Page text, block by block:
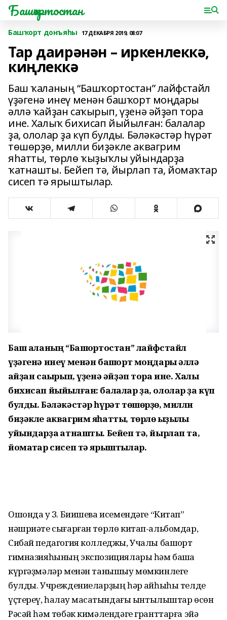
Башҡортостан
Башҡорт донъяһы 17 ДЕКАБРЯ 2019, 08:07
Тар даирәнән – иркенлеккә,
киңлеккә
Баш ҡаланың “Башҡортостан” лайфстайл
үҙәгенә инеү менән башҡорт моңдары
әллә ҡайҙан саҡырып, үҙенә әйҙәп тора
ине. Халыҡ бихисап йыйылған: балалар
ҙа, ололар ҙа күп булды. Бәләкәстәр һүрәт
төшөрҙө, милли биҙәкле аквагрим
яһатты, төрлө ҡыҙыҡлы уйындарҙа
ҡатнашты. Бейеп тә, йырлап та, йомаҡтар
сисеп тә ярыштылар.
Баш ҡаланың “Башҡортостан” лайфстайл
үҙәгенә инеү менән башҡорт моңдары әллә
ҡайҙан саҡырып, үҙенә әйҙәп тора ине. Халыҡ
бихисап йыйылған: балалар ҙа, ололар ҙа күп
булды. Бәләкәстәр һүрәт төшөрҙө, милли
биҙәкле аквагрим яһатты, төрлө ҡыҙыҡлы
уйындарҙа ҡатнашты. Бейеп тә, йырлап та,
йомаҡтар сисеп тә ярыштылар.
Ошонда уҡ З. Биишева исемендәге “Китап”
нәшриәте сығарған төрлө китап-альбомдар,
Сибай педагогия колледжы, Учалы башҡорт
гимназияһының экспозициялары һәм башҡа
күргәҙмәләр менән танышыу мөмкинлеге
булды. Учреждениеларҙың һәр ҡайһыһы телде
үҫтереү, һаҡлау маҡсатындағы ынтылыштар өсөн
Рәсәй һәм төбәк кимәлендәге гранттарға эйә